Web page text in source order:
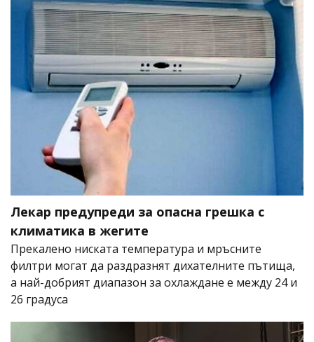
Лекар предупреди за опасна грешка с
климатика в жегите
Прекалено ниската температура и мръсните
филтри могат да раздразнят дихателните пътища,
а най-добрият диапазон за охлаждане е между 24 и
26 градуса